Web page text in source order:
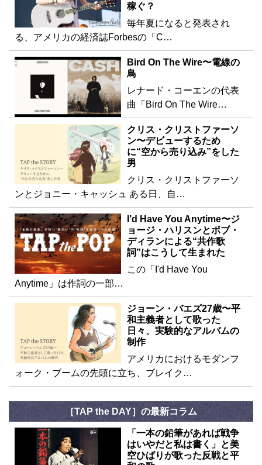
稼ぐ？
毎年夏になると発表され
る、アメリカの経済誌Forbesの「C…
Bird On The Wire〜電線の
鳥
レナード・コーエンの代表
曲「Bird On The Wire…
クリス・クリストファーソ
ン〜デビューするため
に“空から売り込み”をした
男
クリス・クリストファーソ
ンとジョニー・キャッシュ ある日、自…
I’d Have You Anytime〜ジ
ョージ・ハリスンとボブ・
ディランによる“共作歌
詞”はこうして生まれた
この「I'd Have You
Anytime」は作詞の一部…
ジョーン・バエズ27歳〜平
和主義者として歌った
日々、実験的なアルバムの
制作
アメリカにおけるモダンフ
ォーク・ブームの先頭に立ち、ブレイク…
［TAP the DAY］の最新コラム
「一本の鉛筆があれば戦争
はいやだと私は書く」と美
空ひばりが歌った反戦と平